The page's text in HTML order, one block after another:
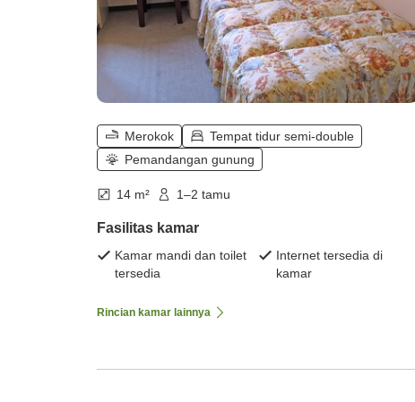
Merokok
Tempat tidur semi-double
Pemandangan gunung
14 m² 1–2 tamu
Fasilitas kamar
Kamar mandi dan toilet
tersedia
Internet tersedia di
kamar
Rincian kamar lainnya